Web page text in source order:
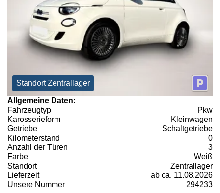
Standort Zentrallager
Allgemeine Daten:
Fahrzeugtyp
Pkw
Karosserieform
Kleinwagen
Getriebe
Schaltgetriebe
Kilometerstand
0
Anzahl der Türen
3
Farbe
Weiß
Standort
Zentrallager
Lieferzeit
ab ca. 11.08.2026
Unsere Nummer
294233